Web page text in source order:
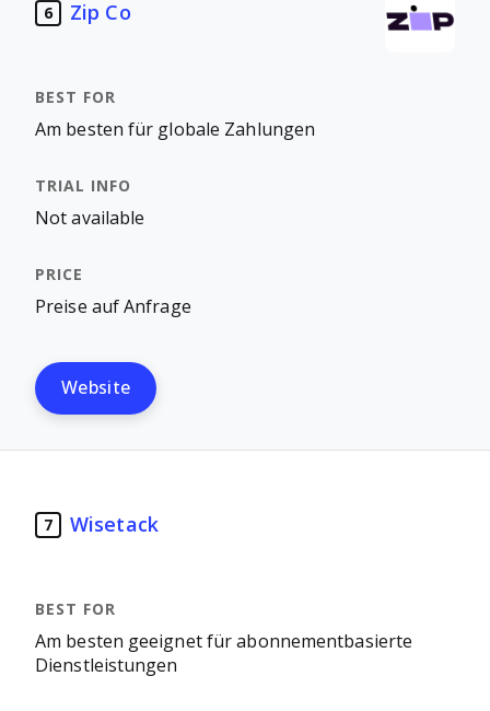
6 Zip Co
Am besten für globale Zahlungen
Not available
Preise auf Anfrage
Website
7 Wisetack
Am besten geeignet für abonnementbasierte
Dienstleistungen